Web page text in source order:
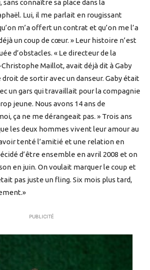
connaître sa place dans la
Lui, il me parlait en rougissant
m’a offert un contrat et qu’on me l’a
un coup de cœur. » Leur histoire n’est
d’obstacles. « Le directeur de la
Maillot, avait déjà dit à Gaby
droit de sortir avec un danseur. Gaby était
un gars qui travaillait pour la compagnie
jeune. Nous avons 14 ans de
ça ne me dérangeait pas. » Trois ans
les deux hommes vivent leur amour au
tenté l’amitié et une relation en
d’être ensemble en avril 2008 et on
en juin. On voulait marquer le coup et
pas juste un fling. Six mois plus tard,
PUBLICITÉ